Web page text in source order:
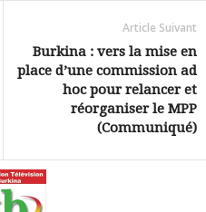
Article Suivant
Burkina : vers la mise en
place d’une commission ad
hoc pour relancer et
réorganiser le MPP
(Communiqué)